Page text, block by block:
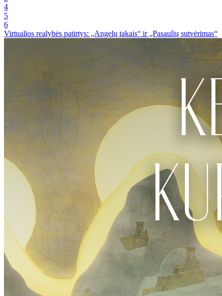
4
5
6
Virtualios realybės patirtys: „Angelų takais“ ir „Pasaulių sutvėrimas“